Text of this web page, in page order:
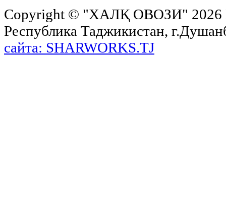
Copyright © "ХАЛҚ ОВОЗИ"
Республика Таджикистан,
сайта: SHARWORKS.TJ